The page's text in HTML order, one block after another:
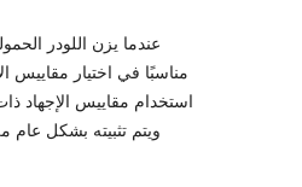
عندما يزن اللودر
استخدام مقاييس الإجهاد